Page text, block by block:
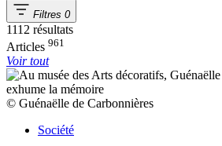
Filtres 0
1112 résultats
Articles 961
Voir tout
© Guénaëlle de Carbonnières
Société